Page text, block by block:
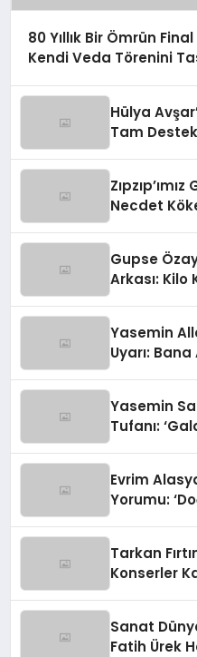
80 Yıllık Bir Ömrün
Kendi Veda Törenini
Hülya
Tam
Necdet
Gupse
Arkası: Kilo
Yasemin
Uyarı:
Yasemin
Tufanı:
Evrim
Yorumu:
Tarkan
Konserler
Sanat
Fatih Ürek